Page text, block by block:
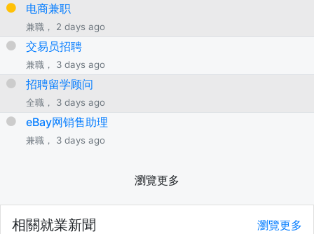
电商兼职
兼職， 2 days ago
交易员招聘
兼職， 3 days ago
招聘留学顾问
全職， 3 days ago
eBay网销售助理
兼職， 3 days ago
瀏覽更多
相關就業新聞 瀏覽更多